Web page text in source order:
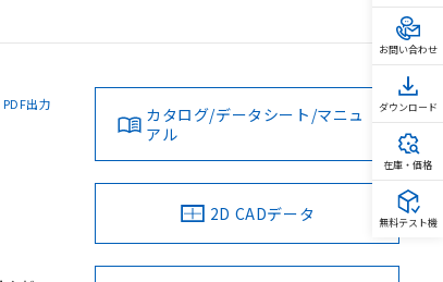
PDF出力
カタログ/データシート/マニュ
アル
2D CADデータ
お問い合わせ
ダウンロード
在庫・価格
無料テスト機